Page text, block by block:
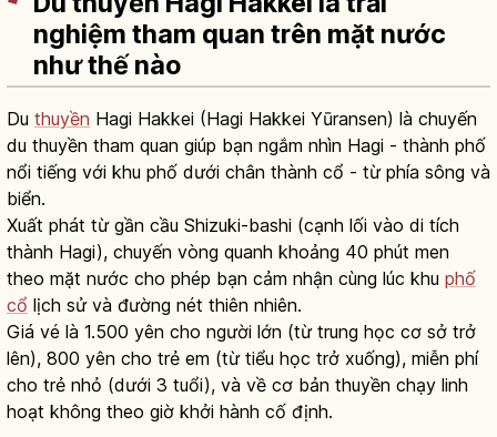
nghiệm tham quan trên mặt nước
như thế nào
Du thuyền Hagi Hakkei (Hagi Hakkei Yūransen) là chuyến
du thuyền tham quan giúp bạn ngắm nhìn Hagi - thành phố
nổi tiếng với khu phố dưới chân thành cổ - từ phía sông và
biển.
Xuất phát từ gần cầu Shizuki-bashi (cạnh lối vào di tích
thành Hagi), chuyến vòng quanh khoảng 40 phút men
theo mặt nước cho phép bạn cảm nhận cùng lúc khu phố
cổ lịch sử và đường nét thiên nhiên.
Giá vé là 1.500 yên cho người lớn (từ trung học cơ sở trở
lên), 800 yên cho trẻ em (từ tiểu học trở xuống), miễn phí
cho trẻ nhỏ (dưới 3 tuổi), và về cơ bản thuyền chạy linh
hoạt không theo giờ khởi hành cố định.